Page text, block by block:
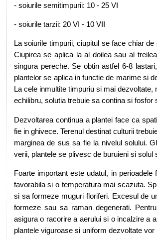
- soiurile semitimpurii: 10 - 25 VI
- soiurile tarzii: 20 VI - 10 VII
La soiurile timpurii, ciupitul se face chiar
Ciupirea se aplica la al doilea sau al
singura pereche. Se obtin astfel 6-8
plantelor se aplica in functie de marime si
La cele inmultite timpuriu si mai
echilibru, solutia trebuie sa contina si fosfor
Dezvoltarea continua a plantei face ca
fie in ghivece. Terenul destinat culturii
marginea de sus sa fie la nivelul solului.
verii, plantele se plivesc de buruieni si solul
Foarte important este udatul, in
favorabila si o temperatura mai scazuta.
si sa formeze muguri floriferi. Excesul de
formeze sau sa raman degenerati.
asigura o racorire a aerului si o incalzire a
plantele viguroase si uniform dezvoltate